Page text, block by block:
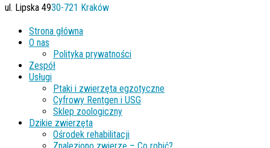
ul. Lipska 4930-721 Kraków
Strona główna
O nas
Polityka prywatności
Zespół
Usługi
Ptaki i zwierzęta egzotyczne
Cyfrowy Rentgen i USG
Sklep zoologiczny
Dzikie zwierzęta
Ośrodek rehabilitacji